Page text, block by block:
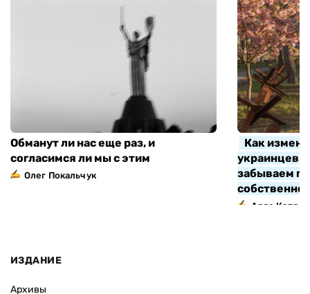
Обманут ли нас еще раз, и
согласимся ли мы с этим
Олег Покальчук
Как
украинцев
забываем
Алла Котляр
ИЗДАНИЕ
Архивы